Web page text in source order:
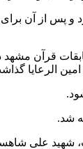
و پس از آن
قرآن
الرعایا
شد.
با شهدای زیادی دوست شد.